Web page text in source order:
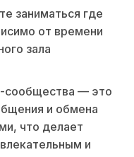
заниматься где
от времени
зала
сообщества — это
и обмена
что делает
и